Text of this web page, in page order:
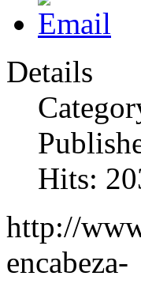
Details
Hits:
http://
encabeza-